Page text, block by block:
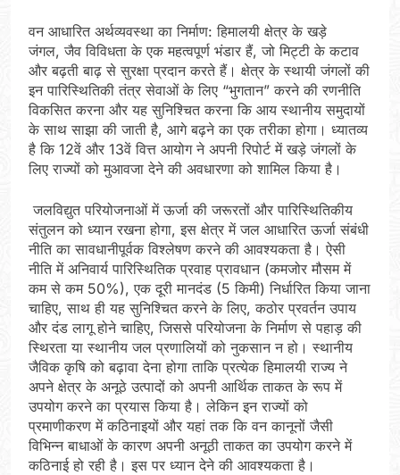
वन आधारित अर्थव्यवस्था का निर्माण: हिमालयी क्षेत्र के खड़े
जंगल, जैव विविधता के एक महत्वपूर्ण भंडार हैं, जो मिट्टी के कटाव
और बढ़ती बाढ़ से सुरक्षा प्रदान करते हैं। क्षेत्र के स्थायी जंगलों की
इन पारिस्थितिकी तंत्र सेवाओं के लिए “भुगतान” करने की रणनीति
विकसित करना और यह सुनिश्चित करना कि आय स्थानीय समुदायों
के साथ साझा की जाती है, आगे बढ़ने का एक तरीका होगा। ध्यातव्य
है कि 12वें और 13वें वित्त आयोग ने अपनी रिपोर्ट में खड़े जंगलों के
लिए राज्यों को मुआवजा देने की अवधारणा को शामिल किया है।
जलविद्युत परियोजनाओं में ऊर्जा की जरूरतों और पारिस्थितिकीय
संतुलन को ध्यान रखना होगा, इस क्षेत्र में जल आधारित ऊर्जा संबंधी
नीति का सावधानीपूर्वक विश्लेषण करने की आवश्यकता है। ऐसी
नीति में अनिवार्य पारिस्थितिक प्रवाह प्रावधान (कमजोर मौसम में
कम से कम 50%), एक दूरी मानदंड (5 किमी) निर्धारित किया जाना
चाहिए, साथ ही यह सुनिश्चित करने के लिए, कठोर प्रवर्तन उपाय
और दंड लागू होने चाहिए, जिससे परियोजना के निर्माण से पहाड़ की
स्थिरता या स्थानीय जल प्रणालियों को नुकसान न हो। स्थानीय
जैविक कृषि को बढ़ावा देना होगा ताकि प्रत्येक हिमालयी राज्य ने
अपने क्षेत्र के अनूठे उत्पादों को अपनी आर्थिक ताकत के रूप में
उपयोग करने का प्रयास किया है। लेकिन इन राज्यों को
प्रमाणीकरण में कठिनाइयों और यहां तक कि वन कानूनों जैसी
विभिन्न बाधाओं के कारण अपनी अनूठी ताकत का उपयोग करने में
कठिनाई हो रही है। इस पर ध्यान देने की आवश्यकता है।